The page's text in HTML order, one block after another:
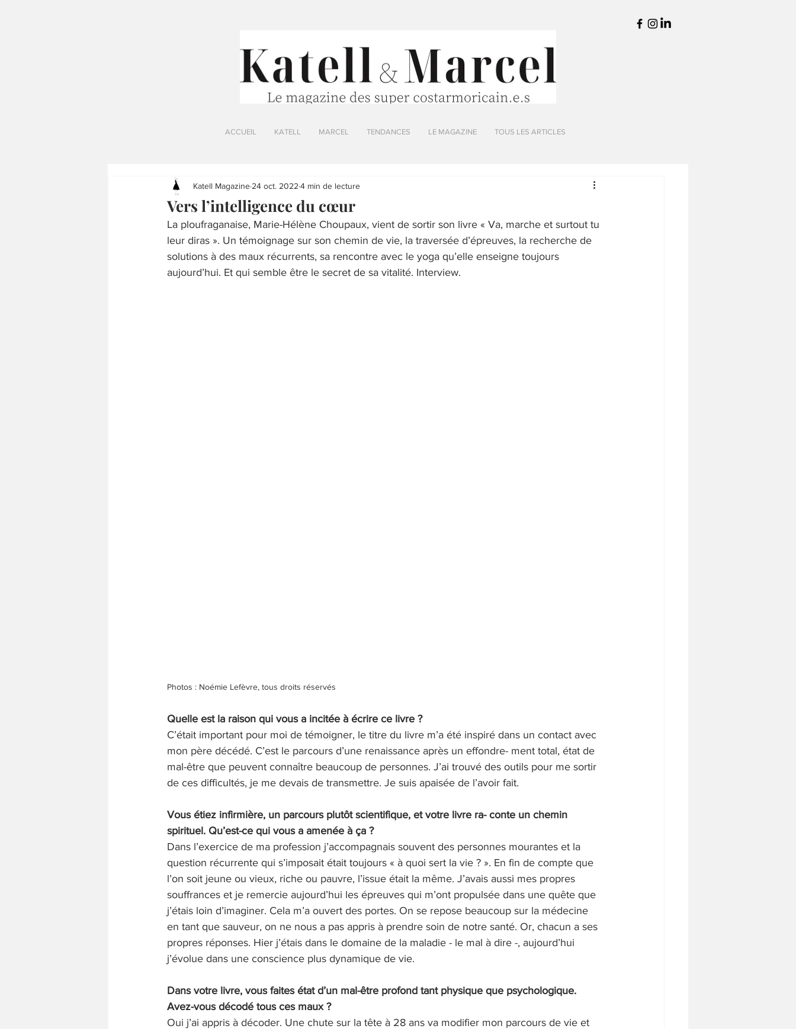
ACCUEIL KATELL MARCEL TENDANCES LE MAGAZINE TOUS LES ARTICLES
Vers l’intelligence du cœur
Katell Magazine 24 oct. 2022 4 min de lecture
La ploufraganaise, Marie-Hélène Choupaux, vient de sortir son livre « Va, marche et surtout tu
leur diras ». Un témoignage sur son chemin de vie, la traversée d’épreuves, la recherche de
solutions à des maux récurrents, sa rencontre avec le yoga qu’elle enseigne toujours
aujourd’hui. Et qui semble être le secret de sa vitalité. Interview.
Photos : Noémie Lefèvre, tous droits réservés
Quelle est la raison qui vous a incitée à écrire ce livre ?
C’était important pour moi de témoigner, le titre du livre m’a été inspiré dans un contact avec
mon père décédé. C’est le parcours d’une renaissance après un effondre- ment total, état de
mal-être que peuvent connaître beaucoup de personnes. J’ai trouvé des outils pour me sortir
de ces difficultés, je me devais de transmettre. Je suis apaisée de l’avoir fait.
Vous étiez infirmière, un parcours plutôt scientifique, et votre livre ra- conte un chemin
spirituel. Qu’est-ce qui vous a amenée à ça ?
Dans l’exercice de ma profession j’accompagnais souvent des personnes mourantes et la
question récurrente qui s’imposait était toujours « à quoi sert la vie ? ». En fin de compte que
l’on soit jeune ou vieux, riche ou pauvre, l’issue était la même. J’avais aussi mes propres
souffrances et je remercie aujourd’hui les épreuves qui m’ont propulsée dans une quête que
j’étais loin d’imaginer. Cela m’a ouvert des portes. On se repose beaucoup sur la médecine
en tant que sauveur, on ne nous a pas appris à prendre soin de notre santé. Or, chacun a ses
propres réponses. Hier j’étais dans le domaine de la maladie - le mal à dire -, aujourd’hui
j’évolue dans une conscience plus dynamique de vie.
Dans votre livre, vous faites état d’un mal-être profond tant physique que psychologique.
Avez-vous décodé tous ces maux ?
Oui j’ai appris à décoder. Une chute sur la tête à 28 ans va modifier mon parcours de vie et